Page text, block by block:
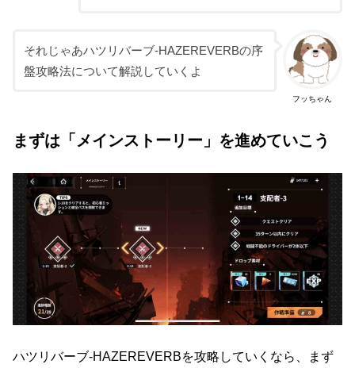
フッちゃん
それじゃあハツリバーブ-HAZEREVERBの序
盤攻略法について解説していくよ
まずは「メインストーリー」を進めていこう
ハツリバーブ-HAZEREVERBを攻略していくなら、まず